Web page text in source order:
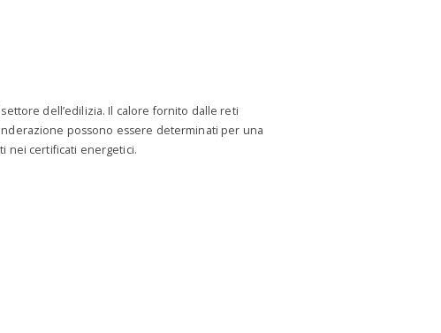
dell’edilizia. Il calore fornito dalle reti
possono essere determinati per una
nei certificati energetici.